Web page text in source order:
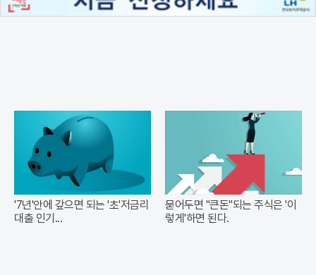
'7년'안에 갚으면 되는 '초'저금리
대출 인기...
묻어두면 "큰돈"되는 주식은 '이
렇게'하면 된다.